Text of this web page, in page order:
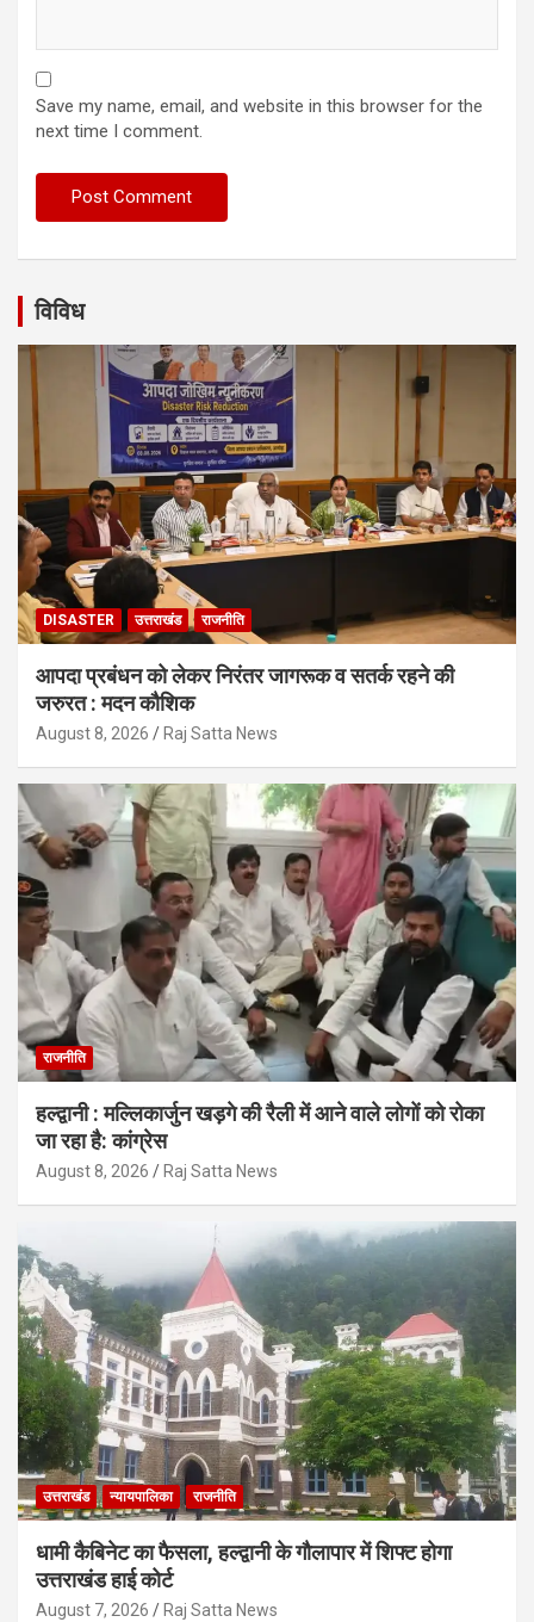
Save my name, email, and website in this browser for the
next time I comment.
विविध
DISASTER उत्तराखंड राजनीति
आपदा प्रबंधन को लेकर निरंतर जागरूक व सतर्क रहने की
जरुरत : मदन कौशिक
August 8, 2026 Raj Satta News
राजनीति
हल्द्वानी : मल्लिकार्जुन खड़गे की रैली में आने वाले लोगों को रोका
जा रहा है: कांग्रेस
August 8, 2026 Raj Satta News
उत्तराखंड न्यायपालिका राजनीति
धामी कैबिनेट का फैसला, हल्द्वानी के गौलापार में शिफ्ट होगा
उत्तराखंड हाई कोर्ट
August 7, 2026 Raj Satta News